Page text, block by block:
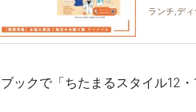
ランチ,デ
ックで「ちたまるスタイル12・